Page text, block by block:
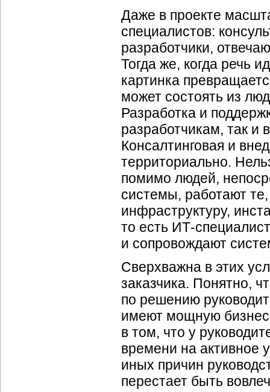
Даже в проекте
специалистов:
разработчики,
Тогда же, когда речь
картинка
может состоять из
Разработка и
разработчикам, так и
Консалтинговая и
территориально.
помимо людей,
системы, работают
инфраструктуру,
то есть ИТ-
и сопровождают
Сверхважна в этих
заказчика. Понятно,
по решению
имеют мощную
в том, что у
времени на активное
иных причин
перестает быть